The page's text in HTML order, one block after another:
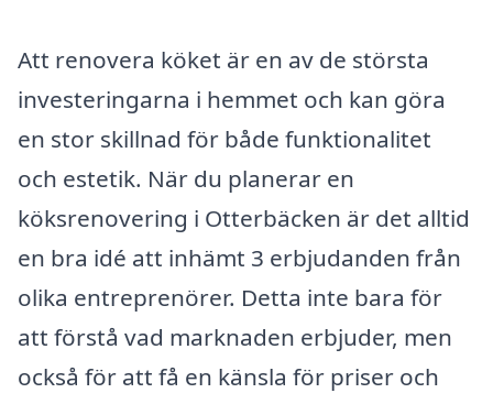
Att renovera köket är en av de största
investeringarna i hemmet och kan göra
en stor skillnad för både funktionalitet
och estetik. När du planerar en
köksrenovering i Otterbäcken är det alltid
en bra idé att inhämt 3 erbjudanden från
olika entreprenörer. Detta inte bara för
att förstå vad marknaden erbjuder, men
också för att få en känsla för priser och